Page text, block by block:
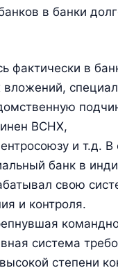
в банки
фактически в
вложений,
ВСНХ,
и т.д. В
банк в
свою
и контроля.
система
степени